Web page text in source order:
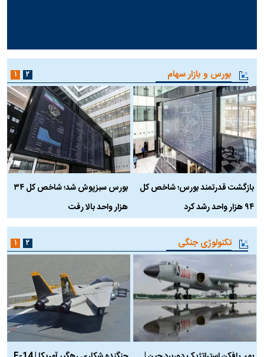
بورس و بازار سهام
بازگشت قدرتمند بورس؛ شاخص کل
۹۴ هزار واحد رشد کرد
بورس سبزپوش شد؛ شاخص کل ۳۴
هزار واحد بالا رفت
۱ ۲
تکنولوژی جنگی ۱ ۲